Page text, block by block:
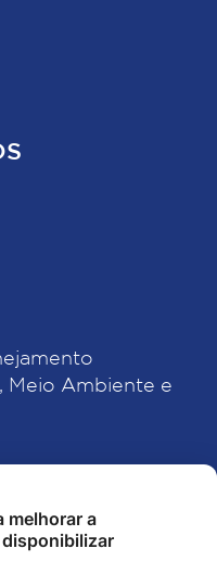
Meio Ambiente e
Ciência e
melhorar a
disponibilizar